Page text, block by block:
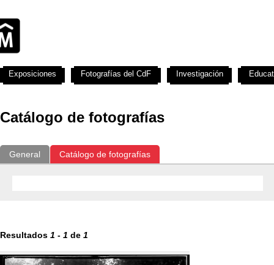
Catálogo de fotografías
General Catálogo de fotografías
Resultados 1 - 1 de 1
Exposiciones Fotografías del CdF Investigación